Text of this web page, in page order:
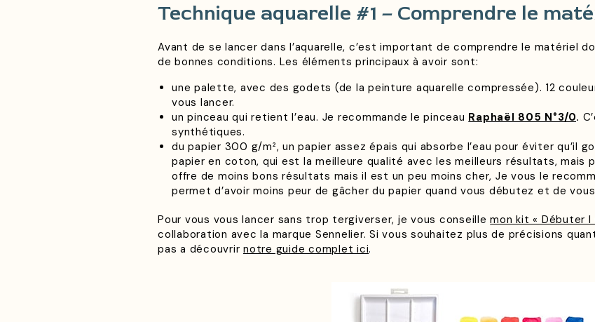
Technique aquarelle #1 – Comprendre le
Avant de se lancer dans l’aquarelle, c’est important de comprendre le matériel
de bonnes conditions. Les éléments principaux à avoir sont:
une palette, avec des godets (de la peinture aquarelle compressée). 12
vous lancer.
un pinceau qui retient l’eau. Je recommande le pinceau Raphaël 805 N°3/0.
synthétiques.
du papier 300 g/m², un papier assez épais qui absorbe l’eau pour éviter qu’il
papier en coton, qui est la meilleure qualité avec les meilleurs résultats, mais
offre de moins bons résultats mais il est un peu moins cher, Je vous le
permet d’avoir moins peur de gâcher du papier quand vous débutez et de
Pour vous vous lancer sans trop tergiverser, je vous conseillemon kit « Débuter l
collaboration avec la marque Sennelier. Si vous souhaitez plus de précisions
pas a découvrir notre guide complet ici.